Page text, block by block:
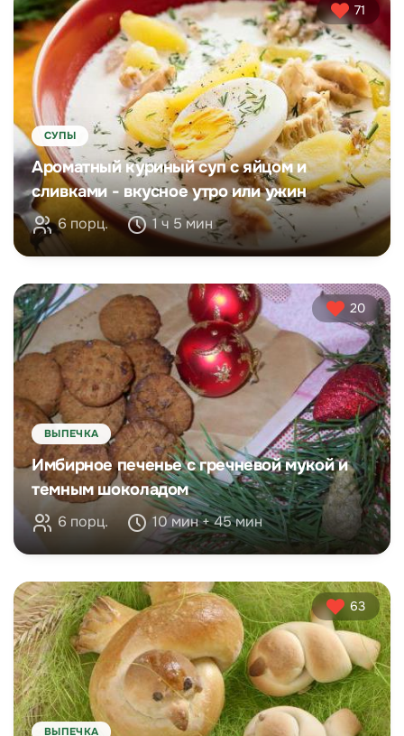
71
СУПЫ
Ароматный куриный суп с яйцом и
сливками - вкусное утро или ужин
6 порц. 1 ч 5 мин
20
ВЫПЕЧКА
Имбирное печенье с гречневой мукой и
темным шоколадом
6 порц. 10 мин + 45 мин
63
ВЫПЕЧКА